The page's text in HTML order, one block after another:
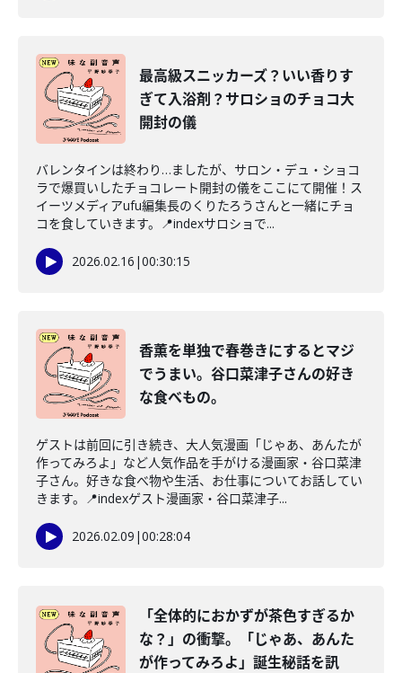
最高級スニッカーズ？いい香りす
ぎて入浴剤？サロショのチョコ大
開封の儀
バレンタインは終わり…ましたが、サロン・デュ・ショコ
ラで爆買いしたチョコレート開封の儀をここにて開催！ス
イーツメディアufu編集長のくりたろうさんと一緒にチョ
コを食していきます。📍indexサロショで...
2026.02.16 |00:30:15
香薫を単独で春巻きにするとマジ
でうまい。谷口菜津子さんの好き
な食べもの。
ゲストは前回に引き続き、大人気漫画「じゃあ、あんたが
作ってみろよ」など人気作品を手がける漫画家・谷口菜津
子さん。好きな食べ物や生活、お仕事についてお話してい
きます。📍indexゲスト漫画家・谷口菜津子...
2026.02.09 |00:28:04
「全体的におかずが茶色すぎるか
な？」の衝撃。「じゃあ、あんた
が作ってみろよ」誕生秘話を訊